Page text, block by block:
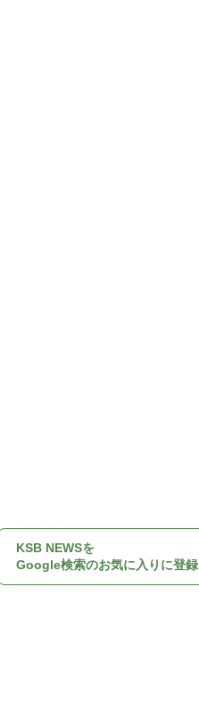
KSB NEWSを
Google検索のお気に入りに登録